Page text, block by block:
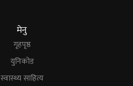
मेनु
गृहपृष्ठ
युनिकोड
स्वास्थ्य साहित्य